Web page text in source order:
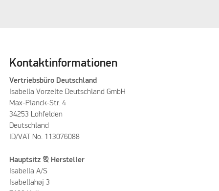
Kontaktinformationen
Vertriebsbüro Deutschland
Isabella Vorzelte Deutschland GmbH
Max-Planck-Str. 4
34253 Lohfelden
Deutschland
ID/VAT No. 113076088
Hauptsitz & Hersteller
Isabella A/S
Isabellahøj 3